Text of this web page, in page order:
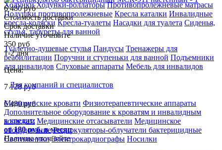
ХодункиХодунки-роллаторы Противопролежневые матрасы
Подушки противопролежневые Кресла каталки Инвалидные
кресла-коляски Кресла-туалеты Насадки для туалета Сиденья,
стулья, табуреты для ванной
Туалетно-душевые стулья Пандусы Тренажеры для
реабилитации Поручни и ступеньки для ванной Подъемники
для инвалидов Слуховые аппараты Мебель для инвалидов
Для компаний и специалистов
Медицинские кровати Физиотерапевтические аппараты
Дополнительное оборудование к кроватям и инвалидным
коляскам Медицинские отсасыватели Медицинское
оборудование Рециркуляторы-облучатели бактерицидные
Светильники Электрокардиографы Носилки
6 480 руб
Стоимость доставки
Срок доставки
Наличие уточняйте
350 руб
1-2 дня
Цена:
7 128руб
6 480руб
в кредит:
от 180 руб. в месяц
Наличие уточняйте